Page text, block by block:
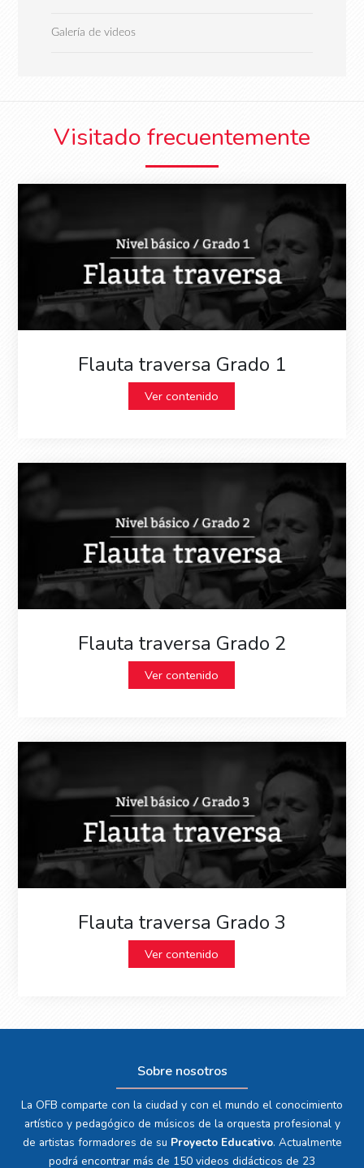
Galería de videos
Visitado frecuentemente
Flauta traversa Grado 1
Ver contenido
Flauta traversa Grado 2
Ver contenido
Flauta traversa Grado 3
Ver contenido
Sobre nosotros
La OFB comparte con la ciudad y con el mundo el conocimiento
artístico y pedagógico de músicos de la orquesta profesional y
de artistas formadores de su Proyecto Educativo. Actualmente
podrá encontrar más de 150 videos didácticos de 23